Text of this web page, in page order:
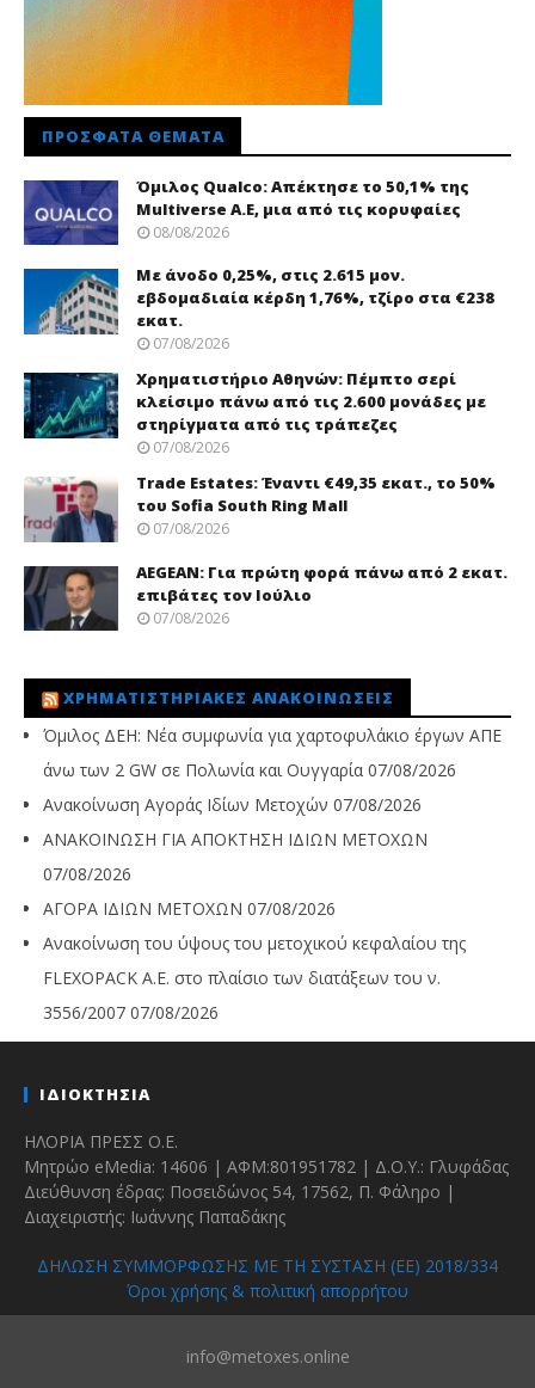
ΠΡΌΣΦΑΤΑ ΘΈΜΑΤΑ
Όμιλος Qualco: Απέκτησε το 50,1% της
Multiverse A.E, μια από τις κορυφαίες
08/08/2026
Με άνοδο 0,25%, στις 2.615 μον.
εβδομαδιαία κέρδη 1,76%, τζίρο στα €238
εκατ.
07/08/2026
Χρηματιστήριο Αθηνών: Πέμπτο σερί
κλείσιμο πάνω από τις 2.600 μονάδες με
στηρίγματα από τις τράπεζες
07/08/2026
Trade Εstates: Έναντι €49,35 εκατ., το 50%
του Sofia South Ring Mall
07/08/2026
AEGEAN: Για πρώτη φορά πάνω από 2 εκατ.
επιβάτες τον Ιούλιο
07/08/2026
ΧΡΗΜΑΤΙΣΤΗΡΙΑΚΈΣ ΑΝΑΚΟΙΝΏΣΕΙΣ
Όμιλος ΔΕΗ: Νέα συμφωνία για χαρτοφυλάκιο έργων ΑΠΕ
άνω των 2 GW σε Πολωνία και Ουγγαρία 07/08/2026
Ανακοίνωση Αγοράς Ιδίων Μετοχών 07/08/2026
ΑΝΑΚΟΙΝΩΣΗ ΓΙΑ ΑΠΟΚΤΗΣΗ ΙΔΙΩΝ ΜΕΤΟΧΩΝ
07/08/2026
ΑΓΟΡΑ ΙΔΙΩΝ ΜΕΤΟΧΩΝ 07/08/2026
Ανακοίνωση του ύψους του μετοχικού κεφαλαίου της
FLEXOPACK A.E. στο πλαίσιο των διατάξεων του ν.
3556/2007 07/08/2026
ΙΔΙΟΚΤΗΣΙΑ
ΗΛΟΡΙΑ ΠΡΕΣΣ Ο.Ε.
Μητρώο eMedia: 14606 | ΑΦΜ:801951782 | Δ.Ο.Υ.: Γλυφάδας
Διεύθυνση έδρας: Ποσειδώνος 54, 17562, Π. Φάληρο |
Διαχειριστής: Ιωάννης Παπαδάκης
ΔΗΛΩΣΗ ΣΥΜΜΟΡΦΩΣΗΣ ΜΕ ΤΗ ΣΥΣΤΑΣΗ (ΕΕ) 2018/334
Όροι χρήσης & πολιτική απορρήτου
info@metoxes.online